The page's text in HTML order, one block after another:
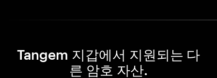
Tangem 지갑에서 지원되는 다
른 암호 자산.